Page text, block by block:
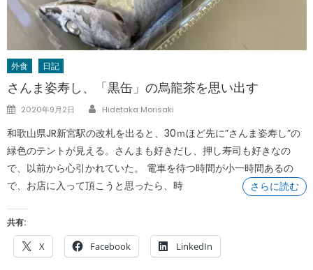
外食 日記
さんま姿寿し、「黒缶」の烏龍茶を思い出す
Posted
2020年9月2日 Author
Hidetaka Morisaki
和歌山県JR新宮駅の改札を出ると、30ｍほど先に”さんま姿寿し”の
緑色のテントが見える。さんまも好きだし、押し寿司も好きなの
で、以前から心引かれていた。 電車を待つ時間が小一時間あるの
で、お店に入って頂こうと思ったら、時
さらに読む
共有:
X Facebook LinkedIn